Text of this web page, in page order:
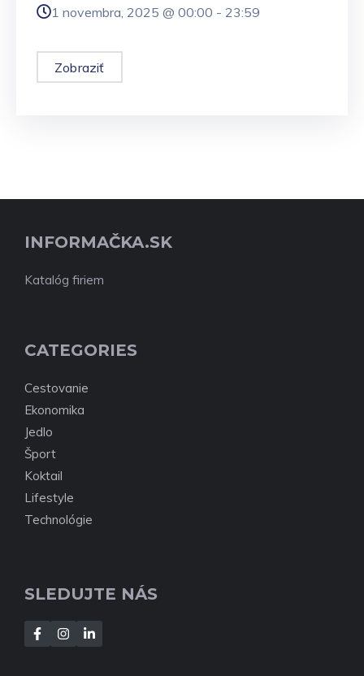
1 novembra, 2025 @ 00:00 - 23:59
Zobraziť
INFORMAČKA.SK
Katalóg firiem
CATEGORIES
Cestovanie
Ekonomika
Jedlo
Šport
Koktail
Lifestyle
Technológie
SLEDUJTE NÁS